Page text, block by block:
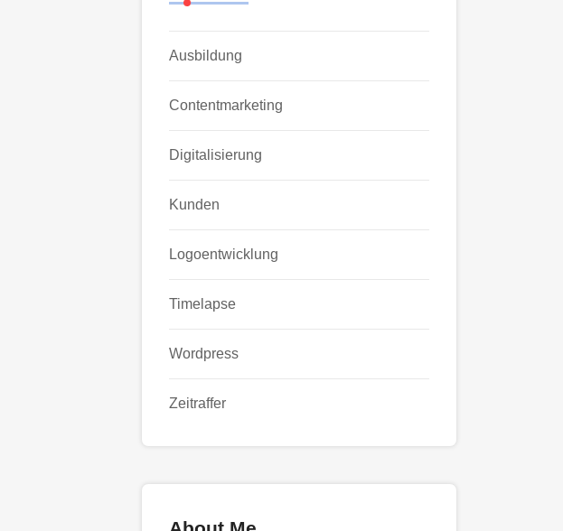
Ausbildung
Contentmarketing
Digitalisierung
Kunden
Logoentwicklung
Timelapse
Wordpress
Zeitraffer